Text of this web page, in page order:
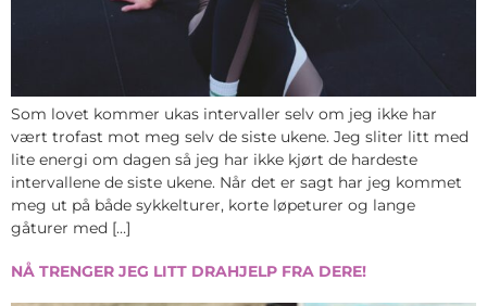
Som lovet kommer ukas intervaller selv om jeg ikke har
vært trofast mot meg selv de siste ukene. Jeg sliter litt med
lite energi om dagen så jeg har ikke kjørt de hardeste
intervallene de siste ukene. Når det er sagt har jeg kommet
meg ut på både sykkelturer, korte løpeturer og lange
gåturer med […]
NÅ TRENGER JEG LITT DRAHJELP FRA DERE!